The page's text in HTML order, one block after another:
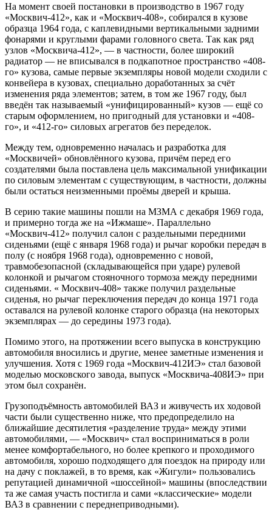
На момент своей постановки в производство в 1967 году
«Москвич-412», как и «Москвич-408», собирался в кузове
образца 1964 года, с каплевидными вертикальными задними
фонарями и круглыми фарами головного света. Так как ряд
узлов «Москвича-412», — в частности, более широкий
радиатор — не вписывался в подкапотное пространство «408-
го» кузова, самые первые экземпляры новой модели сходили с
конвейера в кузовах, специально доработанных за счёт
изменения ряда элементов; затем, в том же 1967 году, был
введён так называемый «унифицированный» кузов — ещё со
старым оформлением, но пригодный для установки и «408-
го», и «412-го» силовых агрегатов без переделок.
Между тем, одновременно началась и разработка для
«Москвичей» обновлённого кузова, причём перед его
создателями была поставлена цель максимальной унификации
по силовым элементам с существующим, в частности, должны
были остаться неизменными проёмы дверей и крыша.
В серию такие машины пошли на МЗМА с декабря 1969 года,
и примерно тогда же на «Ижмаше». Параллельно
«Москвич-412» получил салон с раздельными передними
сиденьями (ещё с января 1968 года) и рычаг коробки передач в
полу (с ноября 1968 года), одновременно с новой,
травмобезопасной (складывающейся при ударе) рулевой
колонкой и рычагом стояночного тормоза между передними
сиденьями. « Москвич-408» также получил раздельные
сиденья, но рычаг переключения передач до конца 1971 года
оставался на рулевой колонке старого образца (на некоторых
экземплярах — до середины 1973 года).
Помимо этого, на протяжении всего выпуска в конструкцию
автомобиля вносились и другие, менее заметные изменения и
улучшения. Хотя с 1969 года «Москвич-412ИЭ» стал базовой
моделью московского завода, выпуск «Москвича-408ИЭ» при
этом был сохранён.
Грузоподъёмность автомобилей ВАЗ и живучесть их ходовой
части были существенно ниже, что предопределило на
ближайшие десятилетия «разделение труда» между этими
автомобилями, — «Москвич» стал восприниматься в роли
менее комфортабельного, но более крепкого и проходимого
автомобиля, хорошо подходящего для поездок на природу или
на дачу с поклажей, в то время, как «Жигули» пользовались
репутацией динамичной «шоссейной» машины (впоследствии
та же самая участь постигла и сами «классические» модели
ВАЗ в сравнении с переднеприводными).